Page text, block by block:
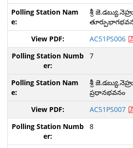
శ్రీ
AC51PS006
7
శ్రీ
ప్రధానభవనం
AC51PS007
8